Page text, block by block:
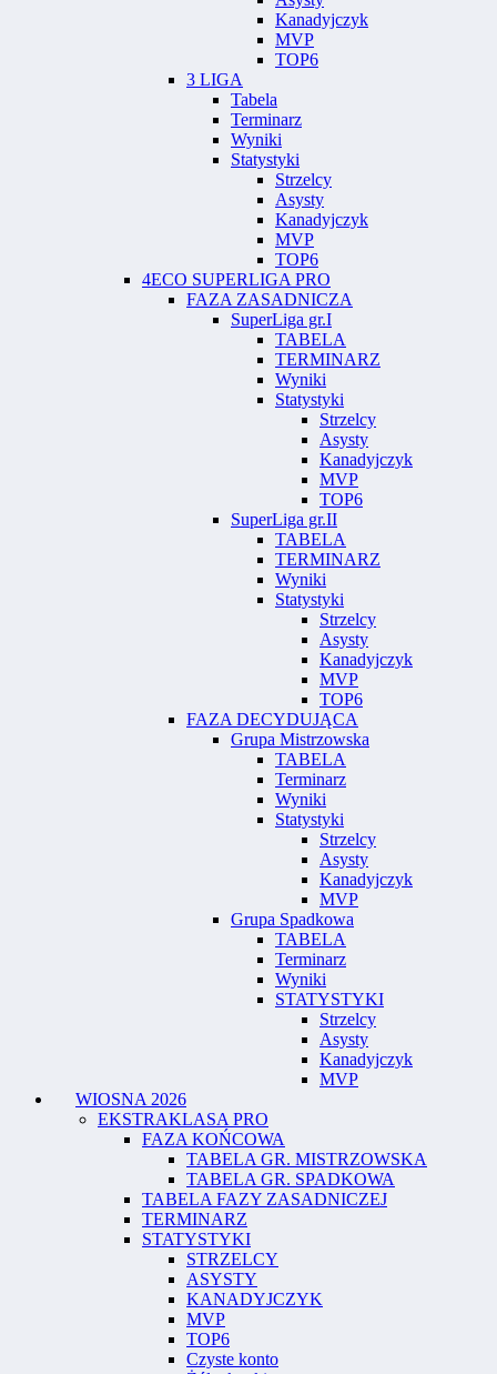
Kanadyjczyk
MVP
TOP6
3 LIGA
Tabela
Terminarz
Wyniki
Statystyki
Strzelcy
Asysty
Kanadyjczyk
MVP
TOP6
4ECO SUPERLIGA PRO
FAZA ZASADNICZA
SuperLiga gr.I
TABELA
TERMINARZ
Wyniki
Statystyki
Strzelcy
Asysty
Kanadyjczyk
MVP
TOP6
SuperLiga gr.II
TABELA
TERMINARZ
Wyniki
Statystyki
Strzelcy
Asysty
Kanadyjczyk
MVP
TOP6
FAZA DECYDUJĄCA
Grupa Mistrzowska
TABELA
Terminarz
Wyniki
Statystyki
Strzelcy
Asysty
Kanadyjczyk
MVP
Grupa Spadkowa
TABELA
Terminarz
Wyniki
STATYSTYKI
Strzelcy
Asysty
Kanadyjczyk
MVP
WIOSNA 2026
EKSTRAKLASA PRO
FAZA KOŃCOWA
TABELA GR. MISTRZOWSKA
TABELA GR. SPADKOWA
TABELA FAZY ZASADNICZEJ
TERMINARZ
STATYSTYKI
STRZELCY
ASYSTY
KANADYJCZYK
MVP
TOP6
Czyste konto